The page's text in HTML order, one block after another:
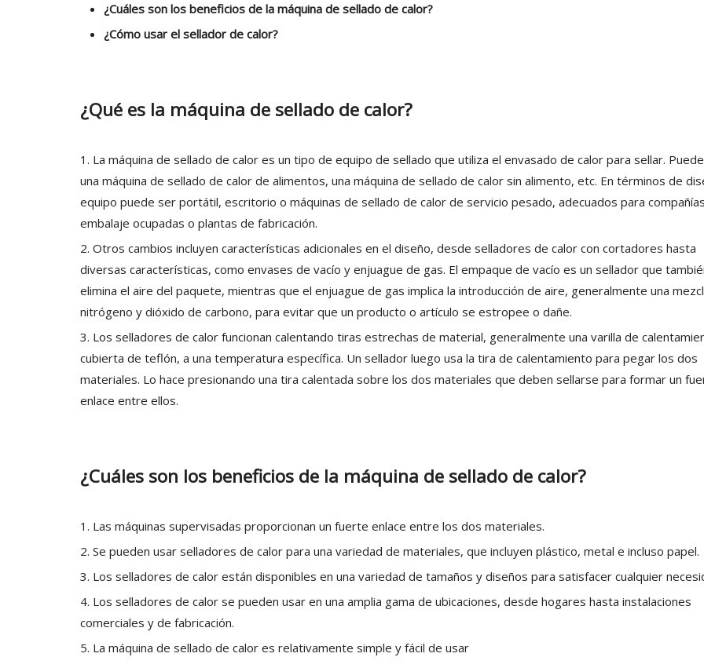
¿Cuáles son los beneficios de la máquina de sellado de calor?
¿Cómo usar el sellador de calor?
¿Qué es la máquina de sellado de calor?
1. La máquina de sellado de calor es un tipo de equipo de sellado que utiliza el envasado de calor para sellar.
una máquina de sellado de calor de alimentos, una máquina de sellado de calor sin alimento, etc. En términos de
equipo puede ser portátil, escritorio o máquinas de sellado de calor de servicio pesado, adecuados para
embalaje ocupadas o plantas de fabricación.
2. Otros cambios incluyen características adicionales en el diseño, desde selladores de calor con cortadores hasta
diversas características, como envases de vacío y enjuague de gas. El empaque de vacío es un sellador que
elimina el aire del paquete, mientras que el enjuague de gas implica la introducción de aire, generalmente una
nitrógeno y dióxido de carbono, para evitar que un producto o artículo se estropee o dañe.
3. Los selladores de calor funcionan calentando tiras estrechas de material, generalmente una varilla de
cubierta de teflón, a una temperatura específica. Un sellador luego usa la tira de calentamiento para pegar los dos
materiales. Lo hace presionando una tira calentada sobre los dos materiales que deben sellarse para formar un
enlace entre ellos.
¿Cuáles son los beneficios de la máquina de sellado de calor?
1. Las máquinas supervisadas proporcionan un fuerte enlace entre los dos materiales.
2. Se pueden usar selladores de calor para una variedad de materiales, que incluyen plástico, metal e incluso papel.
3. Los selladores de calor están disponibles en una variedad de tamaños y diseños para satisfacer cualquier
4. Los selladores de calor se pueden usar en una amplia gama de ubicaciones, desde hogares hasta instalaciones
comerciales y de fabricación.
5. La máquina de sellado de calor es relativamente simple y fácil de usar